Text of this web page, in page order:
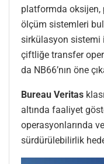
platformda oksijen,
ölçüm sistemleri
sirkülasyon sistemi
çiftliğe transfer
da NB66’nın öne
Bureau Veritas
altında faaliyet
operasyonlarında
sürdürülebilirlik